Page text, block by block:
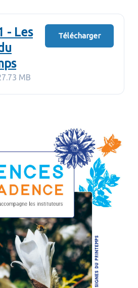
- Les
MB
Télécharger